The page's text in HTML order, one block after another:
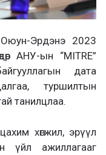
Эрдэнэ 2023
АНУ-ын “MITRE”
дата
туршилтын
танилцлаа.
хөгжил, эрүүл
үйл ажиллагааг